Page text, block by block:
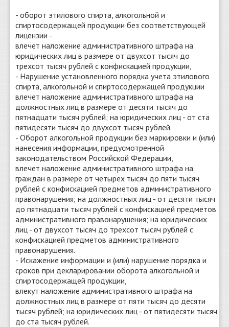
- оборот этилового спирта, алкогольной и
спиртосодержащей продукции без соответствующей
лицензии -
влечет наложение административного штрафа на
юридических лиц в размере от двухсот тысяч до
трехсот тысяч рублей с конфискацией продукции,
- Нарушение установленного порядка учета этилового
спирта, алкогольной и спиртосодержащей продукции
влечет наложение административного штрафа на
должностных лиц в размере от десяти тысяч до
пятнадцати тысяч рублей; на юридических лиц - от ста
пятидесяти тысяч до двухсот тысяч рублей.
- Оборот алкогольной продукции без маркировки и (или)
нанесения информации, предусмотренной
законодательством Российской Федерации,
влечет наложение административного штрафа на
граждан в размере от четырех тысяч до пяти тысяч
рублей с конфискацией предметов административного
правонарушения; на должностных лиц - от десяти тысяч
до пятнадцати тысяч рублей с конфискацией предметов
административного правонарушения; на юридических
лиц - от двухсот тысяч до трехсот тысяч рублей с
конфискацией предметов административного
правонарушения.
- Искажение информации и (или) нарушение порядка и
сроков при декларировании оборота алкогольной и
спиртосодержащей продукции,
влекут наложение административного штрафа на
должностных лиц в размере от пяти тысяч до десяти
тысяч рублей; на юридических лиц - от пятидесяти тысяч
до ста тысяч рублей.